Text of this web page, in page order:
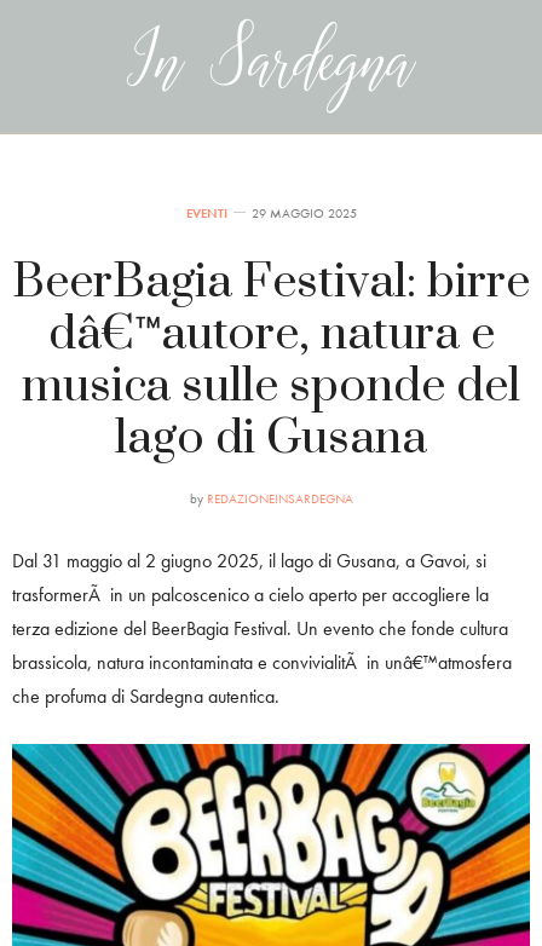
EVENTI 29 MAGGIO 2025
BeerBagia Festival: birre
dâ€™autore, natura e
musica sulle sponde del
lago di Gusana
by REDAZIONEINSARDEGNA
Dal 31 maggio al 2 giugno 2025, il lago di Gusana, a Gavoi, si
trasformerÃ in un palcoscenico a cielo aperto per accogliere la
terza edizione del BeerBagia Festival. Un evento che fonde cultura
brassicola, natura incontaminata e convivialitÃ in unâ€™atmosfera
che profuma di Sardegna autentica.